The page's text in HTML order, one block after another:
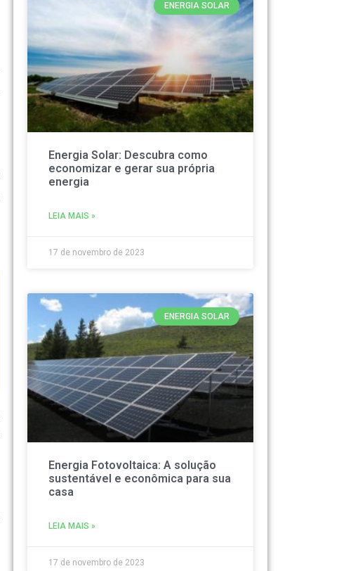
ENERGIA SOLAR
Energia Solar: Descubra como
economizar e gerar sua própria
energia
LEIA MAIS »
17 de novembro de 2023
ENERGIA SOLAR
Energia Fotovoltaica: A solução
sustentável e econômica para sua
casa
LEIA MAIS »
17 de novembro de 2023